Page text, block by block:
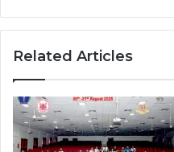
Related Articles